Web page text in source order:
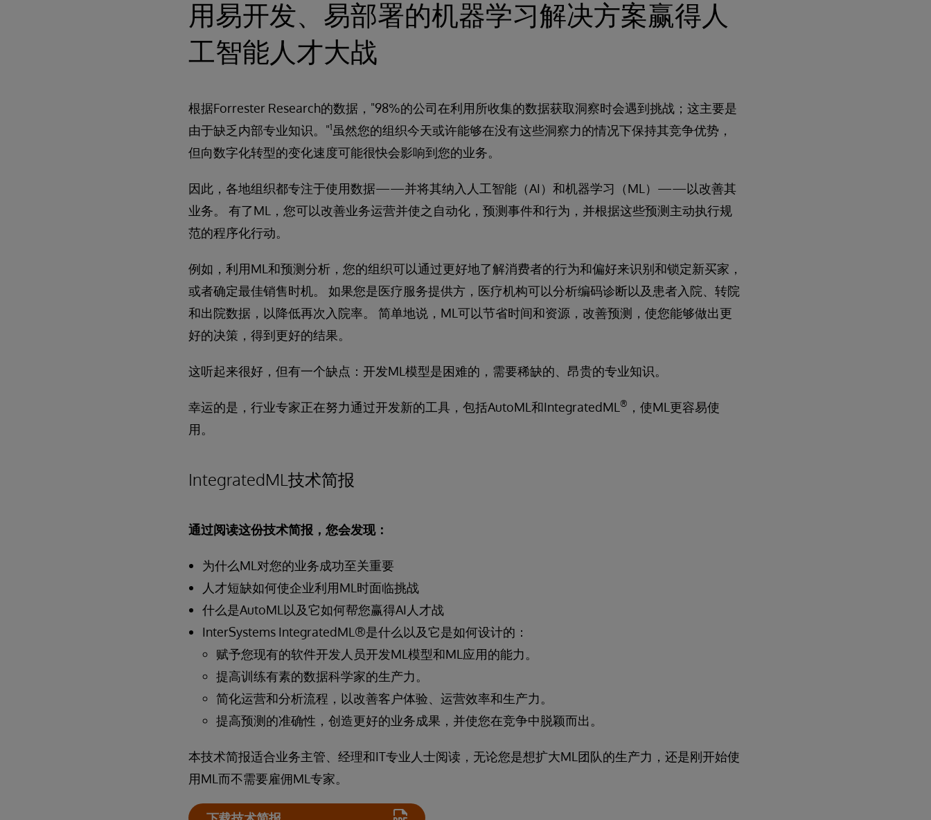
用易开发、易部署的机器学习解决方案赢得人
工智能人才大战
根据Forrester Research的数据，"98%的公司在利用所收集的数据获取洞察时会遇到挑战；这主要是
由于缺乏内部专业知识。"1 虽然您的组织今天或许能够在没有这些洞察力的情况下保持其竞争优势，
但向数字化转型的变化速度可能很快会影响到您的业务。
因此，各地组织都专注于使用数据——并将其纳入人工智能（AI）和机器学习（ML）——以改善其
业务。 有了ML，您可以改善业务运营并使之自动化，预测事件和行为，并根据这些预测主动执行规
范的程序化行动。
例如，利用ML和预测分析，您的组织可以通过更好地了解消费者的行为和偏好来识别和锁定新买家，
或者确定最佳销售时机。 如果您是医疗服务提供方，医疗机构可以分析编码诊断以及患者入院、转院
和出院数据，以降低再次入院率。 简单地说，ML可以节省时间和资源，改善预测，使您能够做出更
好的决策，得到更好的结果。
这听起来很好，但有一个缺点：开发ML模型是困难的，需要稀缺的、昂贵的专业知识。
幸运的是，行业专家正在努力通过开发新的工具，包括AutoML和IntegratedML ® ，使ML更容易使
用。
IntegratedML技术简报
通过阅读这份技术简报，您会发现：
为什么ML对您的业务成功至关重要
人才短缺如何使企业利用ML时面临挑战
什么是AutoML以及它如何帮您赢得AI人才战
InterSystems IntegratedML®是什么以及它是如何设计的：
赋予您现有的软件开发人员开发ML模型和ML应用的能力。
提高训练有素的数据科学家的生产力。
简化运营和分析流程，以改善客户体验、运营效率和生产力。
提高预测的准确性，创造更好的业务成果，并使您在竞争中脱颖而出。
本技术简报适合业务主管、经理和IT专业人士阅读，无论您是想扩大ML团队的生产力，还是刚开始使
用ML而不需要雇佣ML专家。